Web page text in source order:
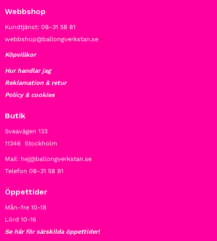
Webbshop
Kundtjänst: 08-31 58 81
webbshop@ballongverkstan.se
Köpvillkor
Hur handlar jag
Reklamation & retur
Policy & cookies
Butik
Sveavägen 133
11346 Stockholm
Mail: hej@ballongverkstan.se
Telefon 08-31 58 81
Öppettider
Mån-fre 10-18
Lörd 10-16
Se här för särskilda öppettider!